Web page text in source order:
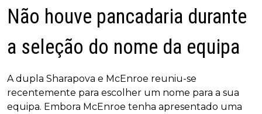
Não houve pancadaria durante
a seleção do nome da equipa
A dupla Sharapova e McEnroe reuniu-se
recentemente para escolher um nome para a sua
equipa. Embora McEnroe tenha apresentado uma